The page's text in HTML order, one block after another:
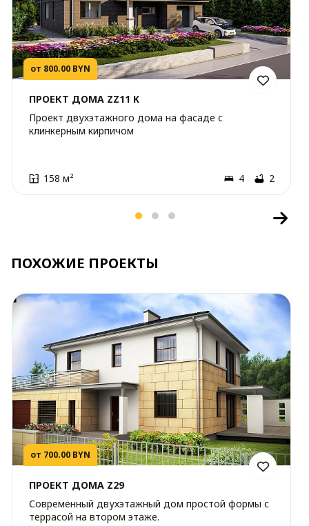
от 800.00 BYN
ПРОЕКТ ДОМА ZZ11 K
Проект двухэтажного дома на фасаде с
клинкерным кирпичом
158 м² 4 2
ПОХОЖИЕ ПРОЕКТЫ
от 700.00 BYN
ПРОЕКТ ДОМА Z29
Современный двухэтажный дом простой формы с
террасой на втором этаже.